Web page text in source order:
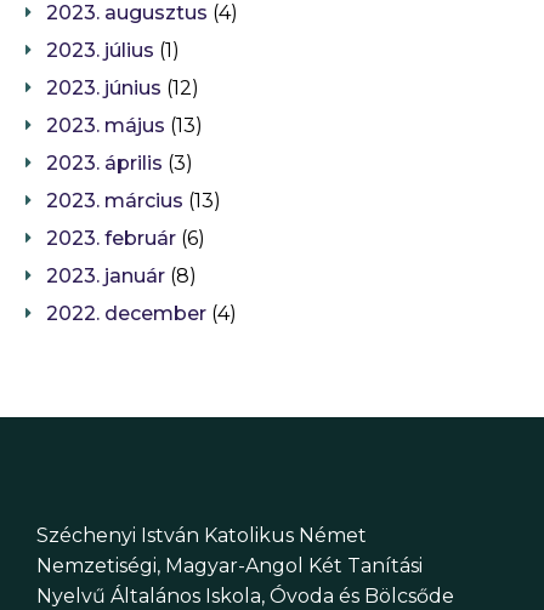
2023. augusztus (4)
2023. július (1)
2023. június (12)
2023. május (13)
2023. április (3)
2023. március (13)
2023. február (6)
2023. január (8)
2022. december (4)
Széchenyi István Katolikus Német
Nemzetiségi, Magyar-Angol Két Tanítási
Nyelvű Általános Iskola, Óvoda és Bölcsőde